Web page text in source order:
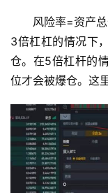
风险率=资产
3倍杠杠的情况下
仓。在5倍杠杆的
位才会被爆仓。这